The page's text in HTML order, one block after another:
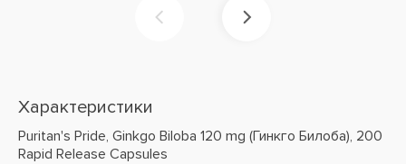
Характеристики
Puritan's Pride, Ginkgo Biloba 120 mg (Гинкго Билоба), 200
Rapid Release Capsules